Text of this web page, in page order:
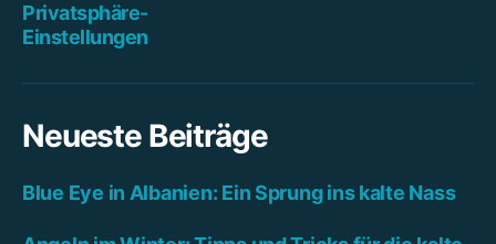
Privatsphäre-
Einstellungen
Neueste Beiträge
Blue Eye in Albanien: Ein Sprung ins kalte Nass